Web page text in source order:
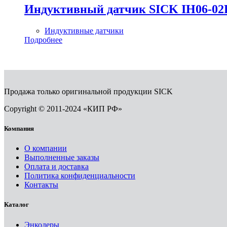
Индуктивный датчик SICK IH06-
Индуктивные датчики
Подробнее
Продажа только оригинальной продукции SICK
Copyright © 2011-2024 «КИП РФ»
Компания
О компании
Выполненные заказы
Оплата и доставка
Политика конфиденциальности
Контакты
Каталог
Энкодеры